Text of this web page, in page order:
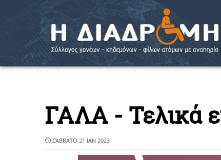
ΓΑΛΑ - Τελικά
ΣΆΒΒΑΤΟ 21 ΙΑΝ 2023